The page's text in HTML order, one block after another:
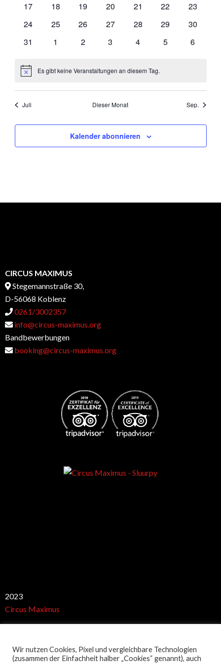
0
17
0
18
0
19
0
20
0
21
0
22
0
23
0
24
0
25
0
26
0
27
0
28
0
29
0
30
0
31
0
1
0
2
0
3
0
4
0
5
0
6
HinweisEs gibt keine Veranstaltungen an diesem Tag.
Juli Dieser Monat Sep.
Kalender abonnieren
CIRCUS MAXIMUS
Stegemannstraße 30,
D-56068 Koblenz
0261/3002357
info@circus-maximus.org
Bandbewerbungen
booking@circus-maximus.org
2023
Circus Maximus
Wir nutzen Cookies, Pixel und vergleichbare Technologien
(zusammen der Einfachheit halber „Cookies“ genannt), auch